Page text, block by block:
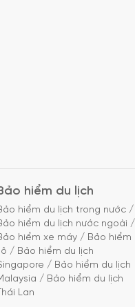
hiểm du lịch
hiểm du lịch trong nước /
hiểm du lịch nước ngoài /
hiểm xe máy / Bảo hiểm
/ Bảo hiểm du lịch
/ Bảo hiểm du lịch
/ Bảo hiểm du lịch
Lan